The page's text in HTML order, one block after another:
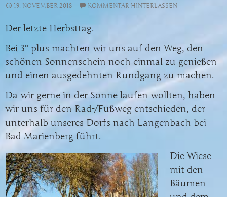
19. NOVEMBER 2018 KOMMENTAR HINTERLASSEN
Der letzte Herbsttag.
Bei 3° plus machten wir uns auf den Weg, den
schönen Sonnenschein noch einmal zu genießen
und einen ausgedehnten Rundgang zu machen.
Da wir gerne in der Sonne laufen wollten, haben
wir uns für den Rad-/Fußweg entschieden, der
unterhalb unseres Dorfs nach Langenbach bei
Bad Marienberg führt.
Die Wiese
mit den
Bäumen